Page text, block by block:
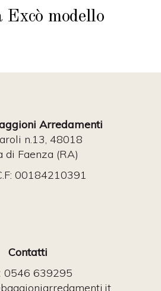
Excò modello
Arredamenti
n.13, 48018
di Faenza (RA)
00184210391
Contatti
: 0546 639295